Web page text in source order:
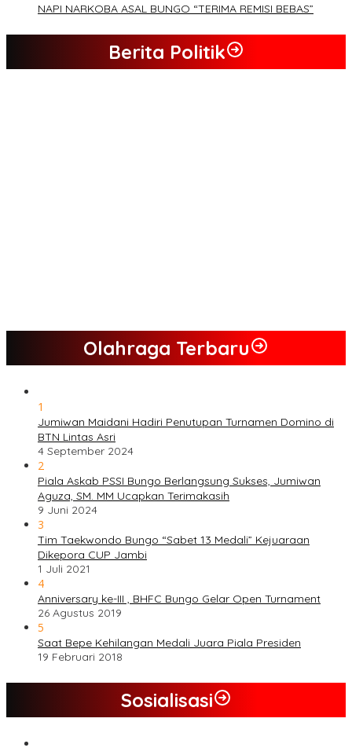
NAPI NARKOBA ASAL BUNGO “TERIMA REMISI BEBAS”
Berita Politik
Olahraga Terbaru
1
Jumiwan Maidani Hadiri Penutupan Turnamen Domino di
BTN Lintas Asri
4 September 2024
2
Piala Askab PSSI Bungo Berlangsung Sukses, Jumiwan
Aguza, SM. MM Ucapkan Terimakasih
9 Juni 2024
3
Tim Taekwondo Bungo “Sabet 13 Medali” Kejuaraan
Dikepora CUP Jambi
1 Juli 2021
4
Anniversary ke-III , BHFC Bungo Gelar Open Turnament
26 Agustus 2019
5
Saat Bepe Kehilangan Medali Juara Piala Presiden
19 Februari 2018
Sosialisasi